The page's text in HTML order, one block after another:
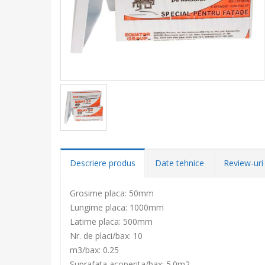
Descriere produs Date tehnice Review-
Grosime placa: 50mm
Lungime placa: 1000mm
Latime placa: 500mm
Nr. de placi/bax: 10
m3/bax: 0.25